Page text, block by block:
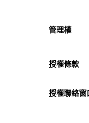
管理權
授權條款
授權聯絡窗